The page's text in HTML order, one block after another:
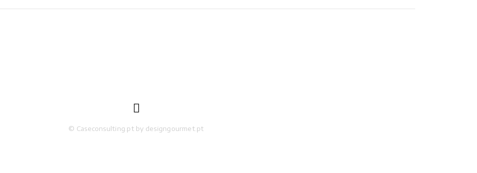

© Caseconsulting.pt by designgourmet.pt